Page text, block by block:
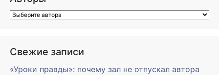
Свежие записи
«Уроки правды»: почему зал не отпускал автора